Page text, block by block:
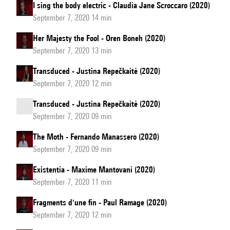
I sing the body electric - Claudia Jane Scroccaro (2020)
September 7, 2020 14 min
Her Majesty the Fool - Oren Boneh (2020)
September 7, 2020 13 min
Transduced - Justina Repečkaitė (2020)
September 7, 2020 12 min
Transduced - Justina Repečkaitė (2020)
September 7, 2020 09 min
The Moth - Fernando Manassero (2020)
September 7, 2020 09 min
Existentia - Maxime Mantovani (2020)
September 7, 2020 11 min
Fragments d'une fin - Paul Ramage (2020)
September 7, 2020 12 min